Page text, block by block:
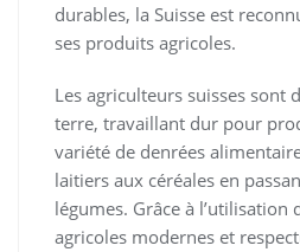
durables, la Suisse est
ses produits agricoles.
Les agriculteurs suisses sont
terre, travaillant dur pour
variété de denrées
laitiers aux céréales en
légumes. Grâce à l’utilisation
agricoles modernes et